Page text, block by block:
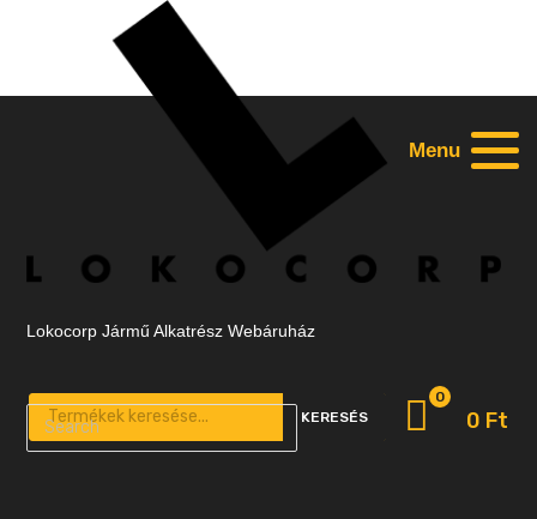
Products search
KERESÉS 0 Ft
0
Lokocorp Jármű Alkatrész Webáruház
Menu